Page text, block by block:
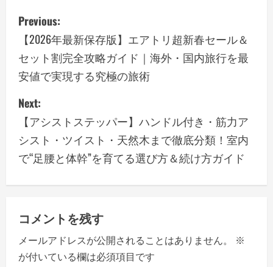
P
o
s
t
n
a
v
i
g
a
Previous:
【2026年最新保存版】エアトリ超新春セール＆
セット割完全攻略ガイド｜海外・国内旅行を最
安値で実現する究極の旅術
Next:
【アシストステッパー】ハンドル付き・筋力ア
シスト・ツイスト・天然木まで徹底分類！室内
で“足腰と体幹”を育てる選び方＆続け方ガイド
コメントを残す
メールアドレスが公開されることはありません。
※
が付いている欄は必須項目です